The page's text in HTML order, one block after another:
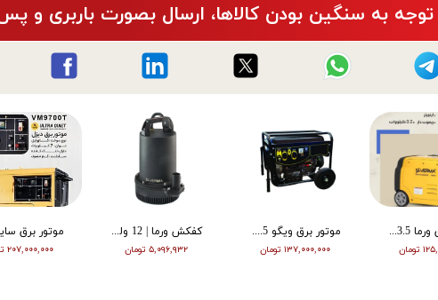
به سنگین بودن کالاها، ارسال بصورت باربری و
۲۰۷,۰۰۰,۰۰۰ تومان
کفکش ورما | 12 ولت | 20 متری | 1 اینچ | مشکی | VMDC-12V 1
۵,۰۹۶,۹۳۲ تومان
موتور برق ویگو 8.5 کیلووات بنزینی سه فاز WG11500T
۱۳۷,۰۰۰,۰۰۰ تومان
موتور برق ورما 3.5 کیلووات سایلنت اینورتر ریموت دار VM6500i